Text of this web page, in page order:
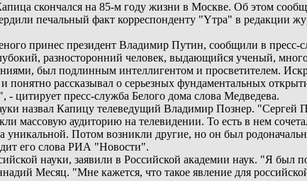
скончался на 85-м году жизни в Москве. Об этом
печальный факт корреспонденту "Yтра" в редакции
принес президент Владимир Путин, сообщили в
разносторонний человек, выдающийся ученый,
был подлинным интеллигентом и просветителем.
понятно рассказывал о серьезных фундаментальных
цитирует пресс-служба Белого дома слова Медведева.
назвал Капицу телеведущий Владимир Познер. "Сергей
массовую аудиторию на телевидении. То есть в нем
Потом возникли другие, но он был
его слова РИА "Новости".
науки, заявили в Российской академии наук. "Я был
Месяц. "Мне кажется, что такое явление для